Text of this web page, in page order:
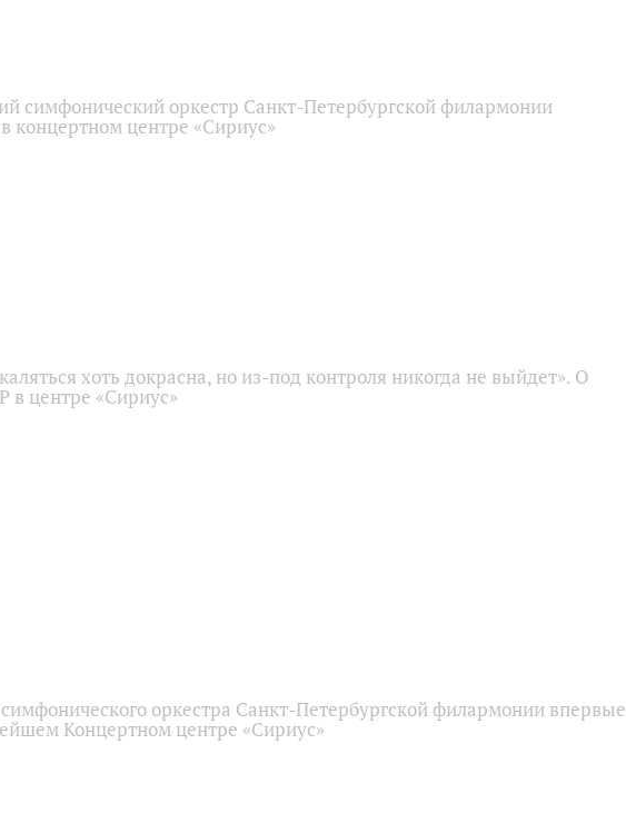
симфонический оркестр Санкт-Петербургской филармонии
концертном центре «Сириус»
хоть докрасна, но из-под контроля никогда не выйдет». О
в центре «Сириус»
оркестра Санкт-Петербургской филармонии впервые
Концертном центре «Сириус»